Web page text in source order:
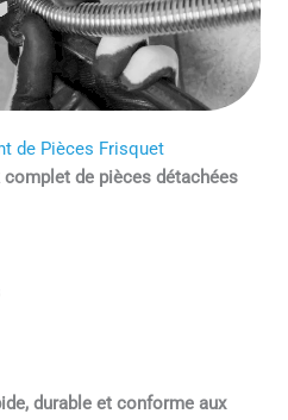
de Pièces Frisquet
de pièces détachées
durable et conforme aux